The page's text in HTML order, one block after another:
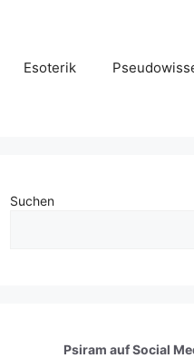
Esoterik
Suchen
Psiram aufSocial